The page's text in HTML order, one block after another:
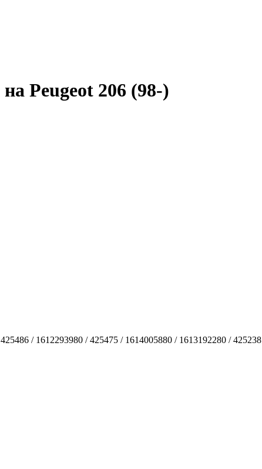
Peugeot 206 (98-)
/ 1612293980 / 425475 / 1614005880 / 1613192280 / 425238